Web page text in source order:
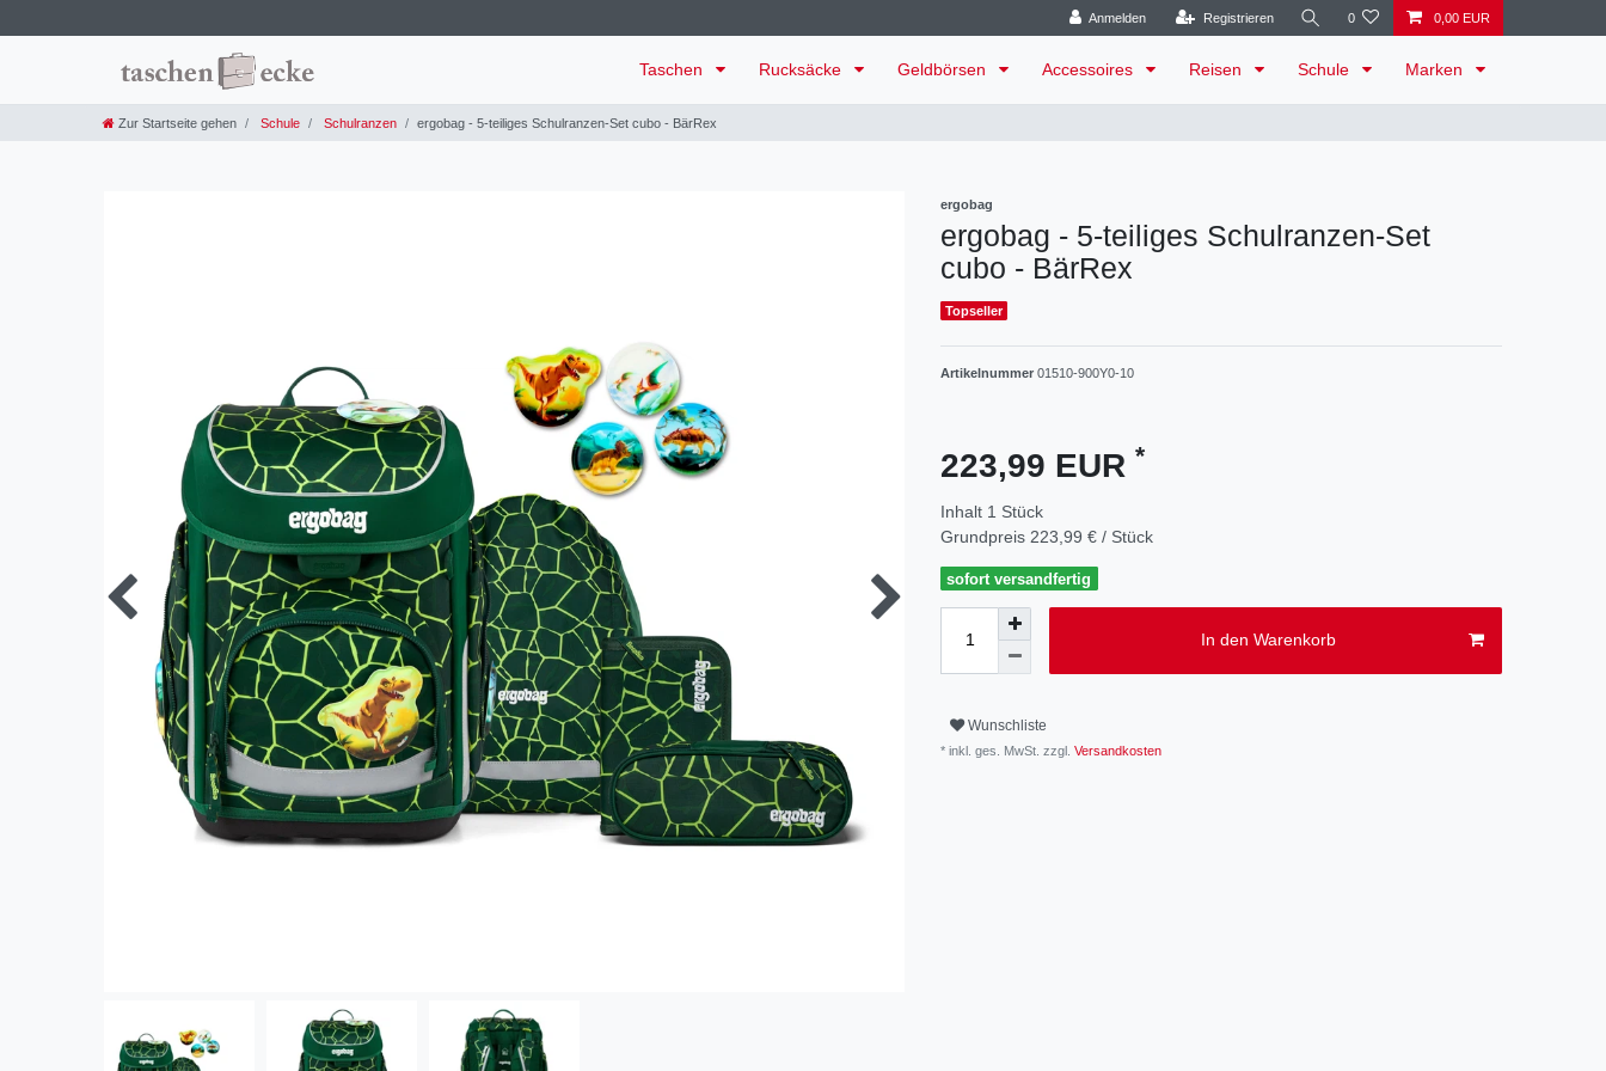
Anmelden Registrieren 0 0,00 EUR
Taschen Rucksäcke Geldbörsen Accessoires Reisen Schule Marken
Zur Startseite gehen Schule Schulranzen ergobag - 5-teiliges Schulranzen-Set cubo - BärRex
ergobag
ergobag - 5-teiliges Schulranzen-Set
cubo - BärRex
Topseller
Artikelnummer 01510-900Y0-10
223,99 EUR *
Inhalt 1 Stück
Grundpreis 223,99 € / Stück
sofort versandfertig
In den Warenkorb
Wunschliste
* inkl. ges. MwSt. zzgl. Versandkosten